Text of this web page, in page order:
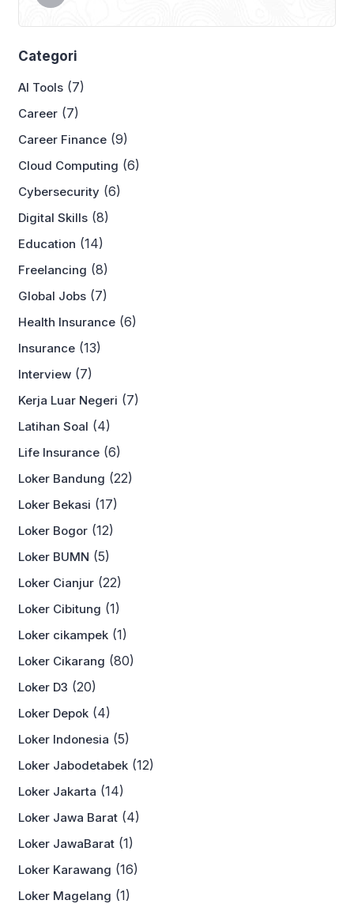
Categori
AI Tools (7)
Career (7)
Career Finance (9)
Cloud Computing (6)
Cybersecurity (6)
Digital Skills (8)
Education (14)
Freelancing (8)
Global Jobs (7)
Health Insurance (6)
Insurance (13)
Interview (7)
Kerja Luar Negeri (7)
Latihan Soal (4)
Life Insurance (6)
Loker Bandung (22)
Loker Bekasi (17)
Loker Bogor (12)
Loker BUMN (5)
Loker Cianjur (22)
Loker Cibitung (1)
Loker cikampek (1)
Loker Cikarang (80)
Loker D3 (20)
Loker Depok (4)
Loker Indonesia (5)
Loker Jabodetabek (12)
Loker Jakarta (14)
Loker Jawa Barat (4)
Loker JawaBarat (1)
Loker Karawang (16)
Loker Magelang (1)